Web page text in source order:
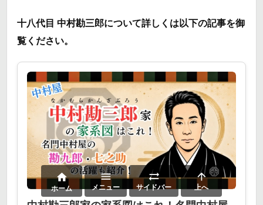
十八代目 中村勘三郎について詳しくは以下の記事を御
覧ください。

ホーム

メニュー

サイドバー

上へ